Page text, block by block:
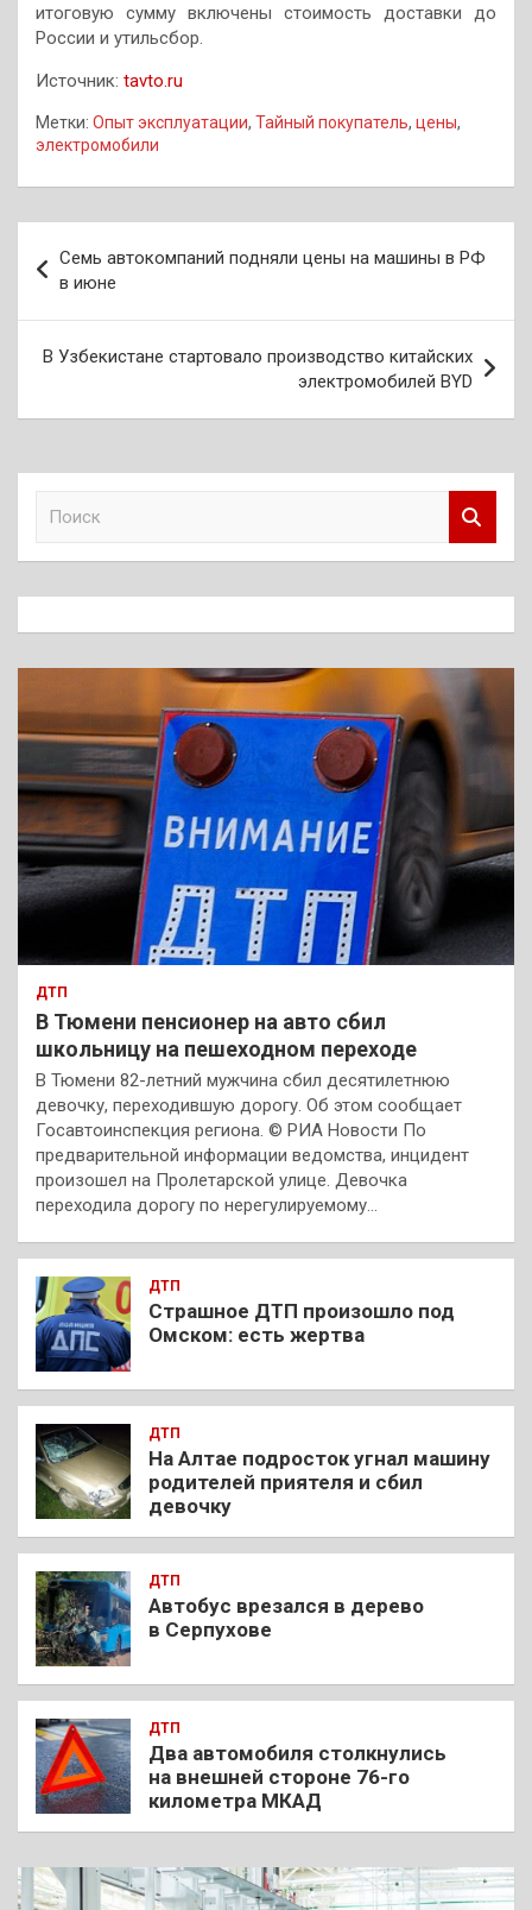
итоговую сумму включены стоимость доставки до
России и утильсбор.
Источник: tavto.ru
Метки: Опыт эксплуатации, Тайный покупатель, цены,
электромобили
по
записям
Семь автокомпаний подняли цены на машины в РФ
в июне
В Узбекистане стартовало производство китайских
электромобилей BYD
к
ДТП
В Тюмени пенсионер на авто сбил
школьницу на пешеходном переходе
В Тюмени 82-летний мужчина сбил десятилетнюю
девочку, переходившую дорогу. Об этом сообщает
Госавтоинспекция региона. © РИА Новости По
предварительной информации ведомства, инцидент
произошел на Пролетарской улице. Девочка
переходила дорогу по нерегулируемому…
ДТП
Страшное ДТП произошло под
Омском: есть жертва
ДТП
На Алтае подросток угнал машину
родителей приятеля и сбил
девочку
ДТП
Автобус врезался в дерево
в Серпухове
ДТП
Два автомобиля столкнулись
на внешней стороне 76-го
километра МКАД